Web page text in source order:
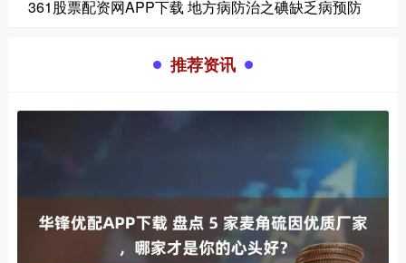
361股票配资网APP下载 地方病防治之碘缺乏病预防
推荐资讯